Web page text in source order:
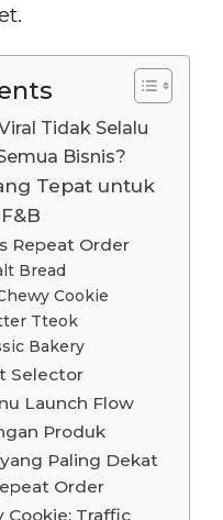
Tidak Selalu
Bisnis?
Tepat untuk
Repeat Order
Bread
Cookie
Tteok
Bakery
Selector
Launch Flow
Produk
Paling Dekat
Order
Cookie: Traffic